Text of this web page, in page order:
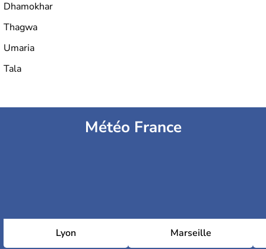
Dhamokhar
Thagwa
Umaria
Tala
Météo France
Lyon Marseille